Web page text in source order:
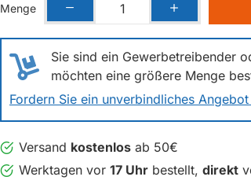
Sie sind ein Gewerbetreibender
möchten eine größere Menge
Fordern Sie ein unverbindliches Angebot
Menge
Versand kostenlos ab 50€
Werktagen vor 17 Uhr bestellt, direkt